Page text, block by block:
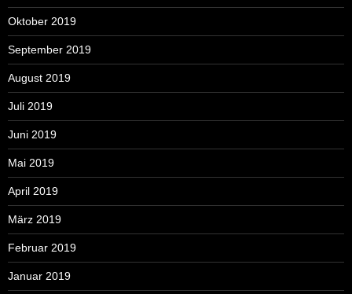
Oktober 2019
September 2019
August 2019
Juli 2019
Juni 2019
Mai 2019
April 2019
März 2019
Februar 2019
Januar 2019